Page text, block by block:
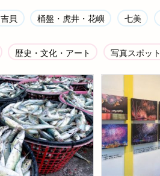
吉貝 桶盤・虎井・花嶼 七美
歴史・文化・アート 写真スポット